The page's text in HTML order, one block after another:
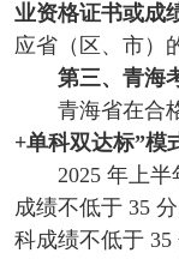
业资格证书或成
应省（区、市）
第三、青海
青海省在合
+单科双达标”模
2025 年上
成绩不低于 35
科成绩不低于 35